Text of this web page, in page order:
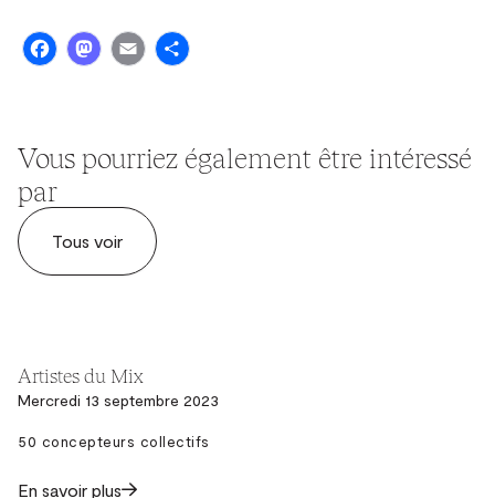
Facebook
Mastodon
Email
Vous pourriez également être intéressé
par
Tous voir
Artistes du Mix
Mercredi 13 septembre 2023
50 concepteurs collectifs
En savoir plus